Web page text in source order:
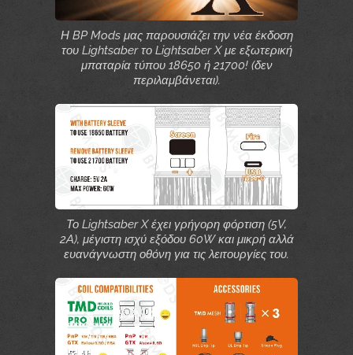
Η BP Mods μας παρουσιάζει την νέα έκδοση
του Lightsaber το Lightsaber X με εξωτερική
μπαταρία τύπου 18650 ή 21700! (δεν
περιλαμβάνεται).
Το Lightsaber X έχει γρήγορη φόρτιση (5V,
2A), μέγιστη ισχύ εξόδου 60W και μικρή αλλά
ευανάγνωστη οθόνη για τις λειτουργίες του.